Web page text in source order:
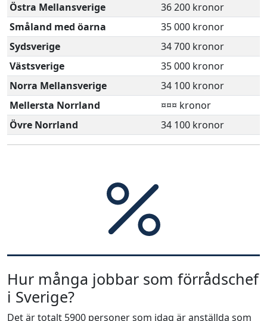
Östra Mellansverige
36 200 kronor
Småland med öarna
35 000 kronor
Sydsverige
34 700 kronor
Västsverige
35 000 kronor
Norra Mellansverige
34 100 kronor
Mellersta Norrland
¤¤¤ kronor
Övre Norrland
34 100 kronor
Hur många jobbar som förrådschef
i Sverige?
Det är totalt 5900 personer som idag är anställda som